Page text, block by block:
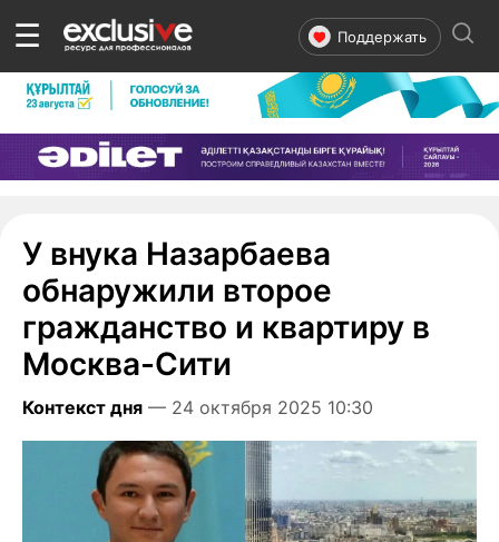
☰ Поддержать
У внука Назарбаева
обнаружили второе
гражданство и квартиру в
Москва-Сити
Контекст дня — 24 октября 2025 10:30